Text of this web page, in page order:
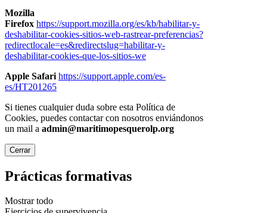
Mozilla
Firefox https://support.mozilla.org/es/kb/habilitar-y-
deshabilitar-cookies-sitios-web-rastrear-preferencias?
redirectlocale=es&redirectslug=habilitar-y-
deshabilitar-cookies-que-los-sitios-we
Apple Safari https://support.apple.com/es-
es/HT201265
Si tienes cualquier duda sobre esta Política de
Cookies, puedes contactar con nosotros enviándonos
un mail a admin@maritimopesquerolp.org
Cerrar
Prácticas formativas
Mostrar todo